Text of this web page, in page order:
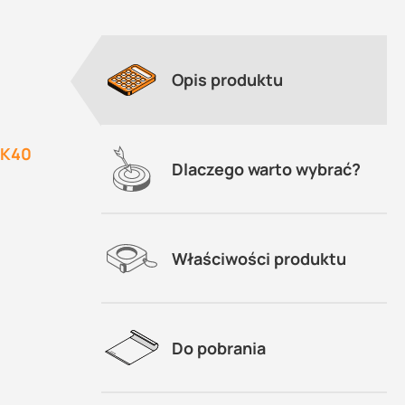
Opis produktu
Dlaczego warto wybrać?
Właściwości produktu
Do pobrania